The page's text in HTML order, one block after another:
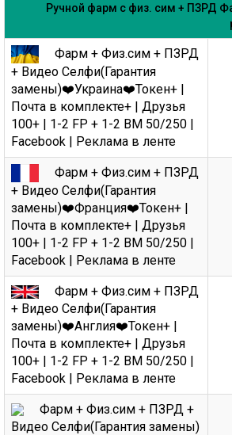
Ручной фарм с физ. сим + ПЗРД
Фарм + Физ.сим + ПЗРД
+ Видео Селфи(Гарантия
замены)❤️Украина❤️Токен+ |
Почта в комплекте+ | Друзья
100+ | 1-2 FP + 1-2 BM 50/250 |
Facebook | Реклама в ленте
Фарм + Физ.сим + ПЗРД
+ Видео Селфи(Гарантия
замены)❤️Франция❤️Токен+ |
Почта в комплекте+ | Друзья
100+ | 1-2 FP + 1-2 BM 50/250 |
Facebook | Реклама в ленте
Фарм + Физ.сим + ПЗРД
+ Видео Селфи(Гарантия
замены)❤️Англия❤️Токен+ |
Почта в комплекте+ | Друзья
100+ | 1-2 FP + 1-2 BM 50/250 |
Facebook | Реклама в ленте
Фарм + Физ.сим + ПЗРД +
Видео Селфи(Гарантия замены)